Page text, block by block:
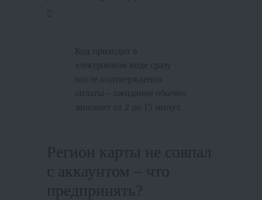
электронном виде сразу
после подтверждения
оплаты – ожидание обычно
занимает от 2 до 15 минут.
Регион карты не совпал
с аккаунтом – что
предпринять?